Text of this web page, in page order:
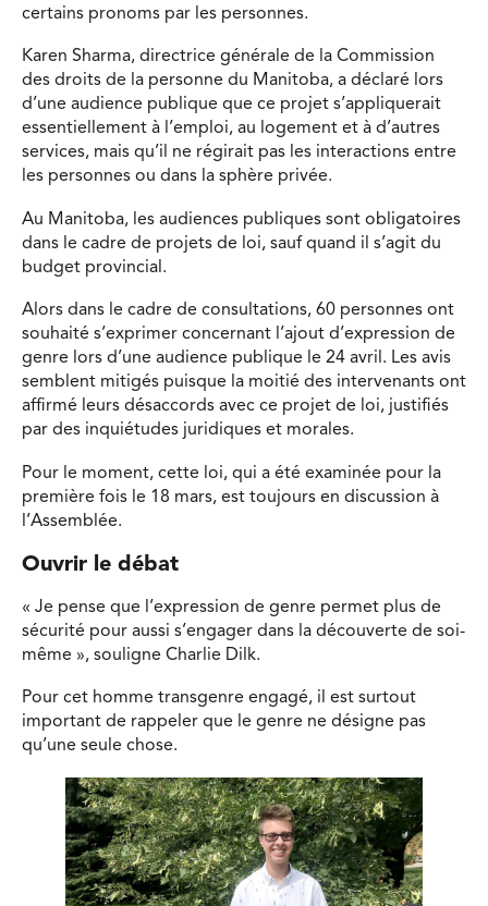
certains pronoms par les personnes.
Karen Sharma, directrice générale de la Commission
des droits de la personne du Manitoba, a déclaré lors
d’une audience publique que ce projet s’appliquerait
essentiellement à l’emploi, au logement et à d’autres
services, mais qu’il ne régirait pas les interactions entre
les personnes ou dans la sphère privée.
Au Manitoba, les audiences publiques sont obligatoires
dans le cadre de projets de loi, sauf quand il s’agit du
budget provincial.
Alors dans le cadre de consultations, 60 personnes ont
souhaité s’exprimer concernant l’ajout d’expression de
genre lors d’une audience publique le 24 avril. Les avis
semblent mitigés puisque la moitié des intervenants ont
affirmé leurs désaccords avec ce projet de loi, justifiés
par des inquiétudes juridiques et morales.
Pour le moment, cette loi, qui a été examinée pour la
première fois le 18 mars, est toujours en discussion à
l’Assemblée.
Ouvrir le débat
« Je pense que l’expression de genre permet plus de
sécurité pour aussi s’engager dans la découverte de soi-
même », souligne Charlie Dilk.
Pour cet homme transgenre engagé, il est surtout
important de rappeler que le genre ne désigne pas
qu’une seule chose.